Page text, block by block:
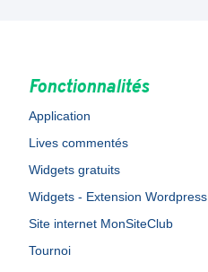
Fonctionnalités
Application
Lives commentés
Widgets gratuits
Widgets - Extension Wordpress
Site internet MonSiteClub
Tournoi